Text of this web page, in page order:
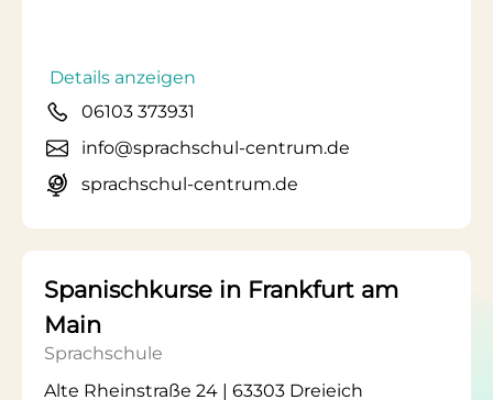
Details anzeigen
06103 373931
info@sprachschul-centrum.de
sprachschul-centrum.de
Spanischkurse in Frankfurt am
Main
Sprachschule
Alte Rheinstraße 24 | 63303 Dreieich